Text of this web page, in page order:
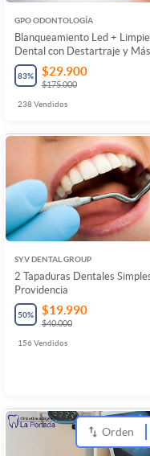
GPO ODONTOLOGÍA
Blanqueamiento Led +
Dental con Destartraje y Más
83% $29.900
$175.000
238Vendidos
SYV DENTAL GROUP
2 Tapaduras Dentales
Providencia
50% $19.990
$40.000
156Vendidos
Orden